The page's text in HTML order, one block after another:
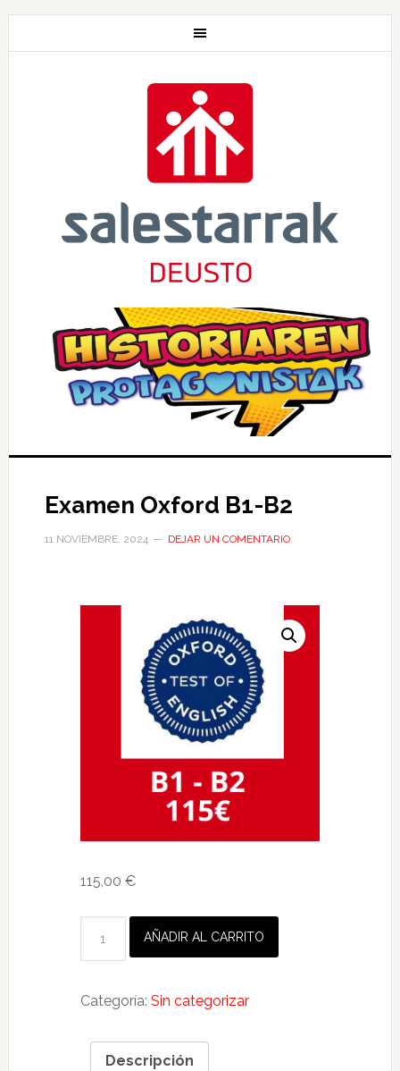
Examen Oxford B1-B2
11 NOVIEMBRE, 2024 DEJAR UN COMENTARIO
115,00 €
B2
AÑADIR AL CARRITO
Categoría: Sin categorizar
Descripción